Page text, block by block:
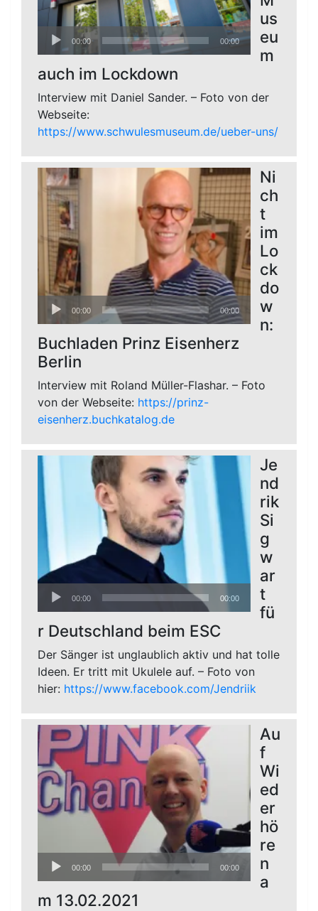
Audio-
Player
00:00 00:00
us
eu
m
auch im Lockdown
Interview mit Daniel Sander. – Foto von der
Webseite:
https://www.schwulesmuseum.de/ueber-uns/
Audio-
Player
00:00 00:00
Ni
ch
t
im
Lo
ck
do
w
n:
Buchladen Prinz Eisenherz
Berlin
Interview mit Roland Müller-Flashar. – Foto
von der Webseite: https://prinz-
eisenherz.buchkatalog.de
Audio-
Player
00:00 00:00
Je
nd
rik
Si
g
w
ar
t
fü
r Deutschland beim ESC
Der Sänger ist unglaublich aktiv und hat tolle
Ideen. Er tritt mit Ukulele auf. – Foto von
hier: https://www.facebook.com/Jendriik
Audio-
Player
00:00 00:00
Au
f
Wi
ed
er
hö
re
n
a
m 13.02.2021